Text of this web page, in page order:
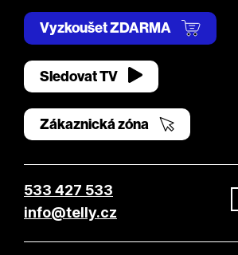
Vyzkoušet ZDARMA
Sledovat TV
Zákaznická zóna
533 427 533
info@telly.cz